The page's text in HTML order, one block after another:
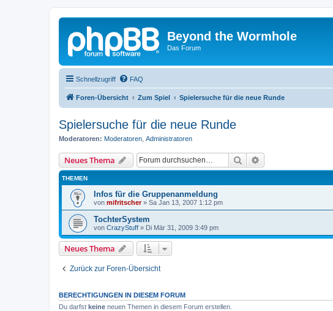
Beyond the Wormhole
Das Forum
Schnellzugriff FAQ
Foren-Übersicht Zum Spiel Spielersuche für die neue Runde
Spielersuche für die neue Runde
Moderatoren: Moderatoren Administratoren
Neues Thema Suche
THEMEN
Infos für die Gruppenanmeldung
von mifritscher» Sa Jan 13, 2007 1:12 pm
TochterSystem
von CrazyStuff » Di Mär 31, 2009 3:49 pm
Neues Thema
Zurück zur Foren-Übersicht
BERECHTIGUNGEN IN DIESEM FORUM
Du darfst keine neuen Themen in diesem Forum erstellen.